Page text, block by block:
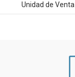
Unidad de Venta